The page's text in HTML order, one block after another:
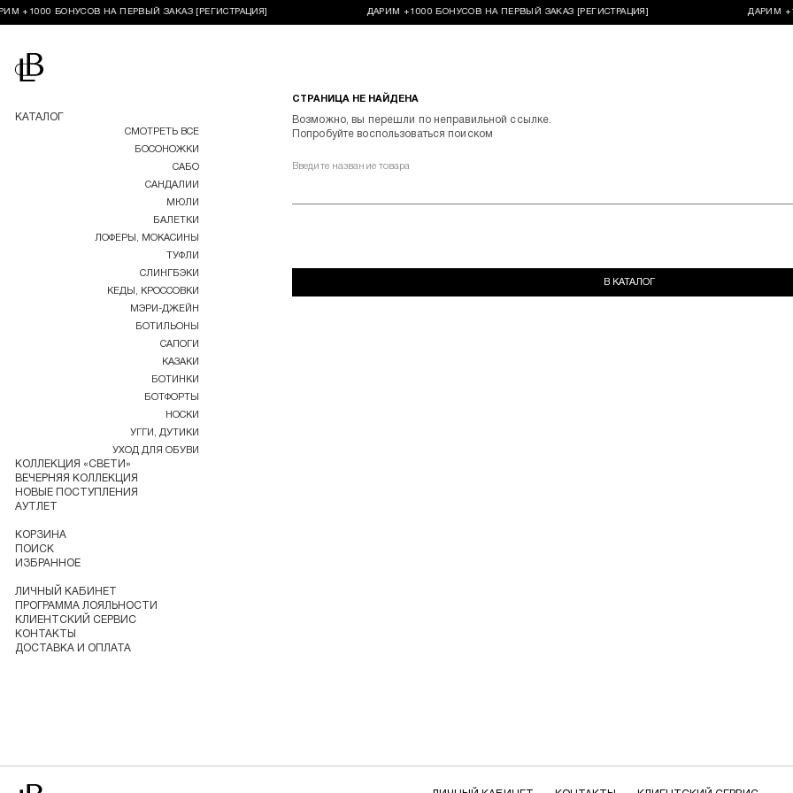
+1000 БОНУСОВ НА ПЕРВЫЙ ЗАКАЗ [РЕГИСТРАЦИЯ] ДАРИМ +1000 БОНУСОВ НА ПЕРВЫЙ ЗАКАЗ [РЕГИСТРАЦИЯ] ДАРИМ
Перейти на главную
КАТАЛОГ
СМОТРЕТЬ ВСЕ
БОСОНОЖКИ
САБО
САНДАЛИИ
МЮЛИ
БАЛЕТКИ
ЛОФЕРЫ, МОКАСИНЫ
ТУФЛИ
СЛИНГБЭКИ
КЕДЫ, КРОССОВКИ
МЭРИ-ДЖЕЙН
БОТИЛЬОНЫ
САПОГИ
КАЗАКИ
БОТИНКИ
БОТФОРТЫ
НОСКИ
УГГИ, ДУТИКИ
УХОД ДЛЯ ОБУВИ
КОЛЛЕКЦИЯ «СВЕТИ»
ВЕЧЕРНЯЯ КОЛЛЕКЦИЯ
НОВЫЕ ПОСТУПЛЕНИЯ
АУТЛЕТ
КОРЗИНА
ПОИСК
ИЗБРАННОЕ
ЛИЧНЫЙ КАБИНЕТ
ПРОГРАММА ЛОЯЛЬНОСТИ
КЛИЕНТСКИЙ СЕРВИС
КОНТАКТЫ
ДОСТАВКА И ОПЛАТА
СТРАНИЦА НЕ НАЙДЕНА
Возможно, вы перешли по неправильной ссылке.
Попробуйте воспользоваться поиском
Введите название товара
В КАТАЛОГ
Перейти на главную